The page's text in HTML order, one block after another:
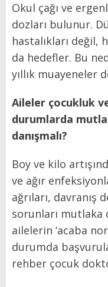
Okul çağı ve
dozları bulunur.
hastalıkları değil,
da hedefler. Bu
yıllık muayeneler
Aileler çocukluk
durumlarda
danışmalı?
Boy ve kilo
ve ağır
ağrıları,
sorunları mutlaka
ailelerin ‘acaba
durumda
rehber çocuk